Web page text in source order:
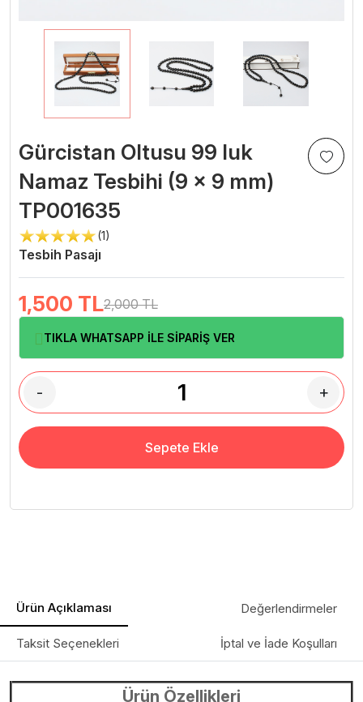
Gürcistan Oltusu 99 luk
Namaz Tesbihi (9 x 9 mm)
TP001635
(1)
Tesbih Pasajı
1,500 TL2,000 TL
TIKLA WHATSAPP İLE SİPARİŞ VER
- +
Sepete Ekle
Ürün Açıklaması Değerlendirmeler
Taksit Seçenekleri İptal ve İade Koşulları
Ürün Özellikleri